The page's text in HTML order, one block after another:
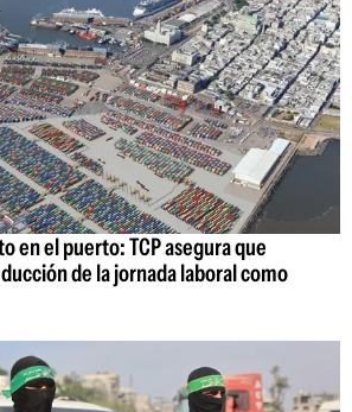
en el puerto: TCP asegura que
de la jornada laboral como